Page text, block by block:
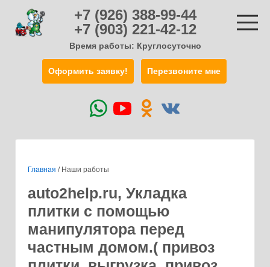
+7 (926) 388-99-44
+7 (903) 221-42-12
Время работы: Круглосуточно
Оформить заявку! Перезвоните мне
Главная / Наши работы
auto2help.ru, Укладка
плитки с помощью
манипулятора перед
частным домом.( привоз